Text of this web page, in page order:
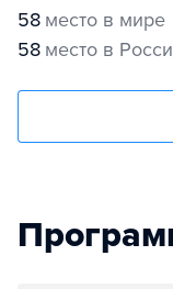
58 место в мире
58 место в